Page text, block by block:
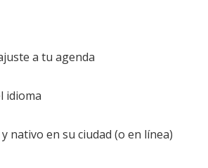
a tu agenda
idioma
nativo en su ciudad (o en línea)